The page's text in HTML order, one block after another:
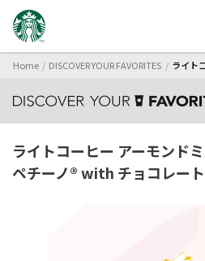
Home DISCOVER YOUR FAVORITES ライト
ライトコーヒー アーモンド
ペチーノ® with チョコレー